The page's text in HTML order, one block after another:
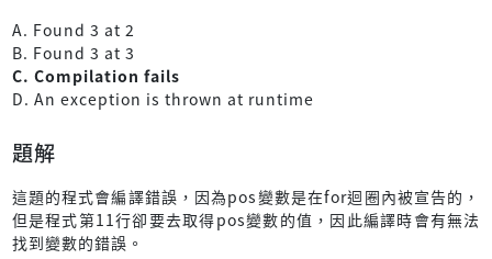
A. Found 3 at 2
B. Found 3 at 3
C. Compilation fails
D. An exception is thrown at runtime
題解
這題的程式會編譯錯誤，因為pos變數是在for迴圈內被宣告的，
但是程式第11行卻要去取得pos變數的值，因此編譯時會有無法
找到變數的錯誤。